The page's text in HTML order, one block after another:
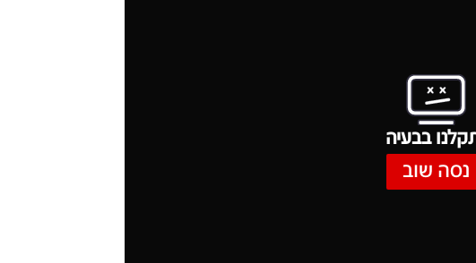
בבעיה
נסה שוב